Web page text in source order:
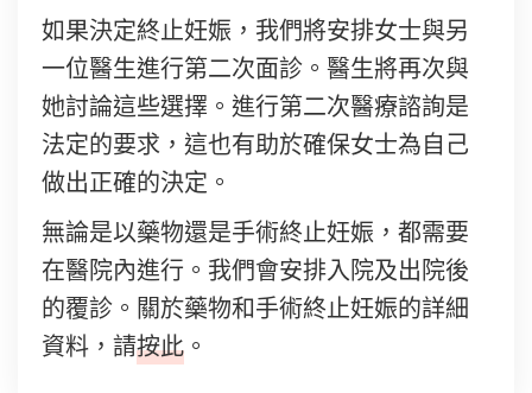
如果決定終止妊娠，我們將安排女士與另
一位醫生進行第二次面診。醫生將再次與
她討論這些選擇。進行第二次醫療諮詢是
法定的要求，這也有助於確保女士為自己
做出正確的決定。
無論是以藥物還是手術終止妊娠，都需要
在醫院內進行。我們會安排入院及出院後
的覆診。關於藥物和手術終止妊娠的詳細
資料，請按此 。